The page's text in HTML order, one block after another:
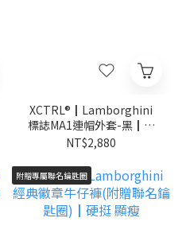
XCTRL®┃Lamborghini
標誌MA1連帽外套-黑┃鋪
棉 可拆連帽
NT$2,880
附贈專屬聯名鑰匙圈